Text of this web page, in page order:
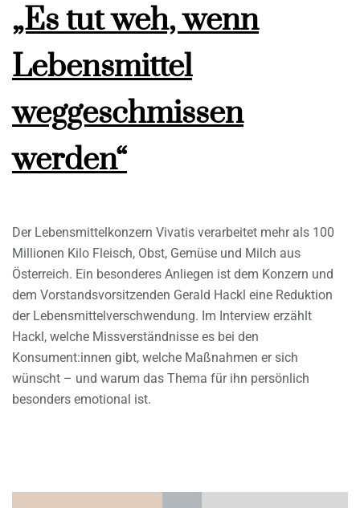
„Es tut weh, wenn
Lebensmittel
weggeschmissen
werden“
Der Lebensmittelkonzern Vivatis verarbeitet mehr als 100
Millionen Kilo Fleisch, Obst, Gemüse und Milch aus
Österreich. Ein besonderes Anliegen ist dem Konzern und
dem Vorstandsvorsitzenden Gerald Hackl eine Reduktion
der Lebensmittelverschwendung. Im Interview erzählt
Hackl, welche Missverständnisse es bei den
Konsument:innen gibt, welche Maßnahmen er sich
wünscht – und warum das Thema für ihn persönlich
besonders emotional ist.